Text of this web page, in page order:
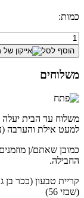
כמות:
כמות
של
מארינו
1533
הוסף לסל
משלוחים
למעט אילת והערבה (עד 12 ימי
כמובן שאתם/ן
החבילה.
(שבזי 56)